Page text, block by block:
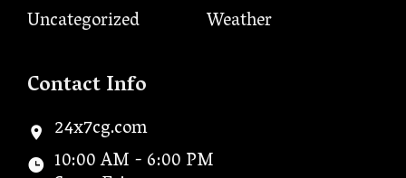
Uncategorized
Weather
Contact Info
24x7cg.com
10:00 AM - 6:00 PM